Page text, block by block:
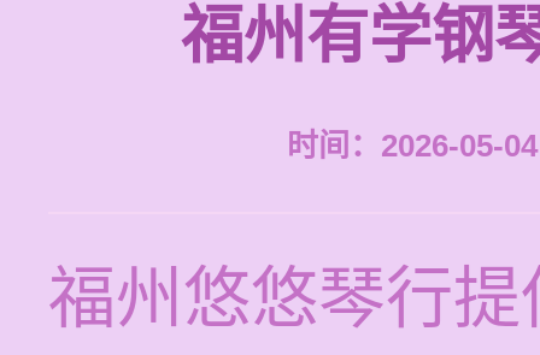
福州有学钢
时间：2026-05-
福州悠悠琴行